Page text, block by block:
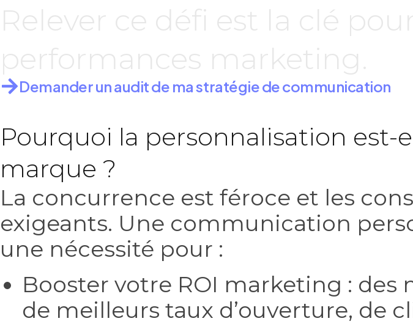
Relever ce défi est la clé
performances marketing.
Demander un audit de ma stratégie de communication
Pourquoi la personnalisation est-
marque ?
La concurrence est féroce et les
exigeants. Une communication
une nécessité pour :
Booster votre ROI marketing :
de meilleurs taux d’ouverture, de